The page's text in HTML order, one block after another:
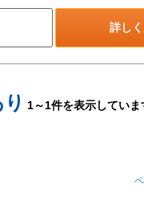
詳し
1～1件を表示していま